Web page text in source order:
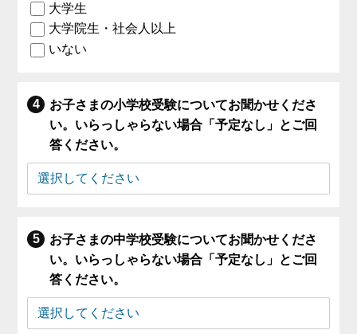
大学生
大学院生・社会人以上
いない
お子さまの小学校受験についてお聞かせくださ
い。いらっしゃらない場合「予定なし」とご回
答ください。
お子さまの中学校受験についてお聞かせくださ
い。いらっしゃらない場合「予定なし」とご回
答ください。